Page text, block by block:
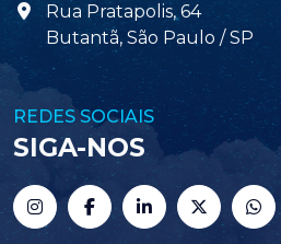
Rua Pratapolis, 64
Butantã, São Paulo / SP
REDES SOCIAIS
SIGA-NOS